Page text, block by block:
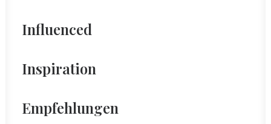
Influenced
Inspiration
Empfehlungen